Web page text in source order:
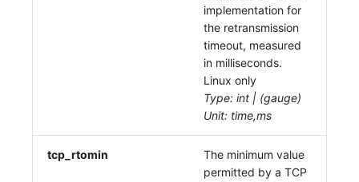
implementation for
the retransmission
timeout, measured
in milliseconds.
Linux only
Type: int | (gauge)
Unit: time,ms
tcp_rtomin
The minimum value
permitted by a TCP